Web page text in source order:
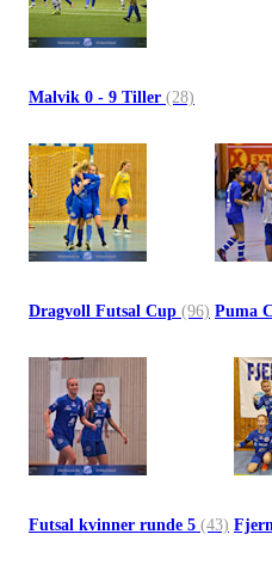
Malvik 0 - 9 Tiller (28)
Dragvoll Futsal Cup (96) Puma
Futsal kvinner runde 5 (43)